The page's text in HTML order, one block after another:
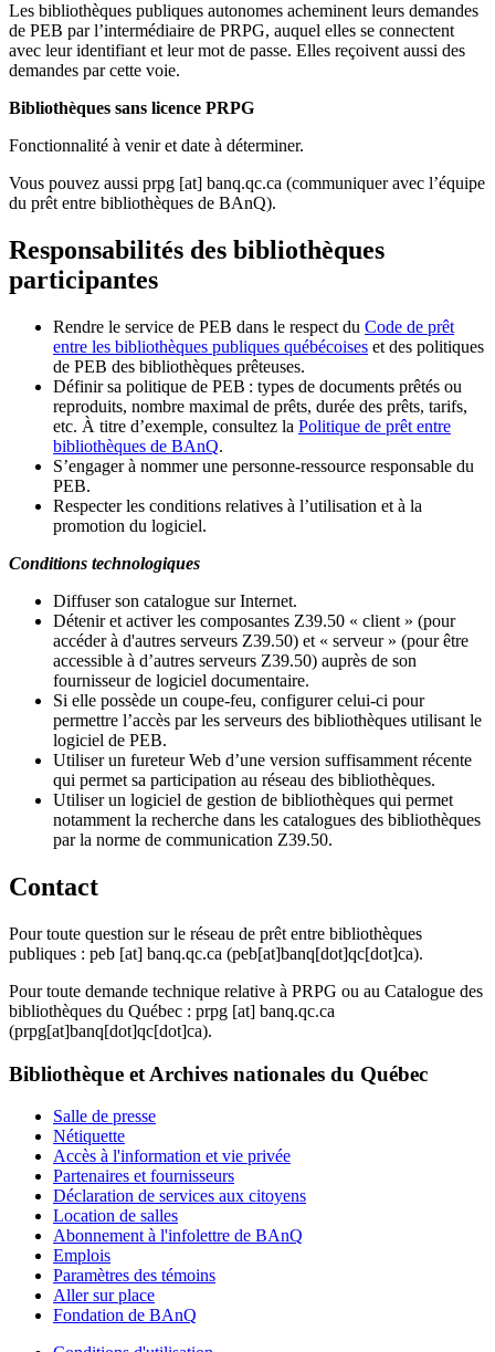
Les bibliothèques publiques autonomes acheminent leurs demandes
de PEB par l’intermédiaire de PRPG, auquel elles se connectent
avec leur identifiant et leur mot de passe. Elles reçoivent aussi des
demandes par cette voie.
Bibliothèques sans licence PRPG
Fonctionnalité à venir et date à déterminer.
Vous pouvez aussi prpg [at] banq.qc.ca (communiquer avec l’équipe
du prêt entre bibliothèques de BAnQ).
Responsabilités des bibliothèques
participantes
Rendre le service de PEB dans le respect du Code de prêt
entre les bibliothèques publiques québécoises et des politiques
de PEB des bibliothèques prêteuses.
Définir sa politique de PEB : types de documents prêtés ou
reproduits, nombre maximal de prêts, durée des prêts, tarifs,
etc. À titre d’exemple, consultez la Politique de prêt entre
bibliothèques de BAnQ.
S’engager à nommer une personne-ressource responsable du
PEB.
Respecter les conditions relatives à l’utilisation et à la
promotion du logiciel.
Conditions technologiques
Diffuser son catalogue sur Internet.
Détenir et activer les composantes Z39.50 « client » (pour
accéder à d'autres serveurs Z39.50) et « serveur » (pour être
accessible à d’autres serveurs Z39.50) auprès de son
fournisseur de logiciel documentaire.
Si elle possède un coupe-feu, configurer celui-ci pour
permettre l’accès par les serveurs des bibliothèques utilisant le
logiciel de PEB.
Utiliser un fureteur Web d’une version suffisamment récente
qui permet sa participation au réseau des bibliothèques.
Utiliser un logiciel de gestion de bibliothèques qui permet
notamment la recherche dans les catalogues des bibliothèques
par la norme de communication Z39.50.
Contact
Pour toute question sur le réseau de prêt entre bibliothèques
publiques : peb [at] banq.qc.ca (peb[at]banq[dot]qc[dot]ca).
Pour toute demande technique relative à PRPG ou au Catalogue des
bibliothèques du Québec : prpg [at] banq.qc.ca
(prpg[at]banq[dot]qc[dot]ca).
Bibliothèque et Archives nationales du Québec
Salle de presse
Nétiquette
Accès à l'information et vie privée
Partenaires et fournisseurs
Déclaration de services aux citoyens
Location de salles
Abonnement à l'infolettre de BAnQ
Emplois
Paramètres des témoins
Aller sur place
Fondation de BAnQ